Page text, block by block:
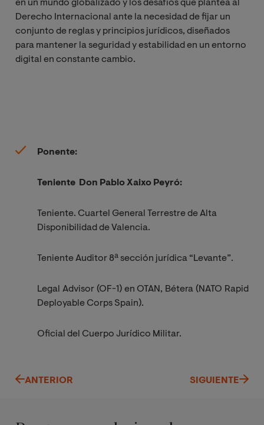
en un mundo globalizado y los desafíos que plantea al
Derecho Internacional ante la necesidad de fijar un
conjunto de reglas y principios jurídicos, diseñados
para mantener la seguridad y estabilidad en un entorno
digital en constante cambio.
Ponente:
Teniente Don Pablo Xaixo Peyró:
Teniente. Cuartel General Terrestre de Alta
Disponibilidad de Valencia.
Teniente Auditor 8ª sección jurídica “Levante”.
Legal Advisor (OF-1) en OTAN, Bétera (NATO Rapid
Deployable Corps Spain).
Oficial del Cuerpo Jurídico Militar.
ANTERIOR SIGUIENTE